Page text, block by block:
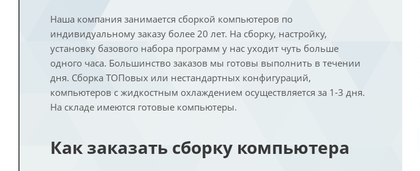
Наша компания занимается сборкой компьютеров по
индивидуальному заказу более 20 лет. На сборку, настройку,
установку базового набора программ у нас уходит чуть больше
одного часа. Большинство заказов мы готовы выполнить в течении
дня. Сборка ТОПовых или нестандартных конфигураций,
компьютеров с жидкостным охлаждением осуществляется за 1-3 дня.
На складе имеются готовые компьютеры.
Как заказать сборку компьютера